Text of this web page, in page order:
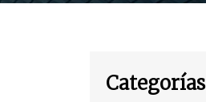
Categorías